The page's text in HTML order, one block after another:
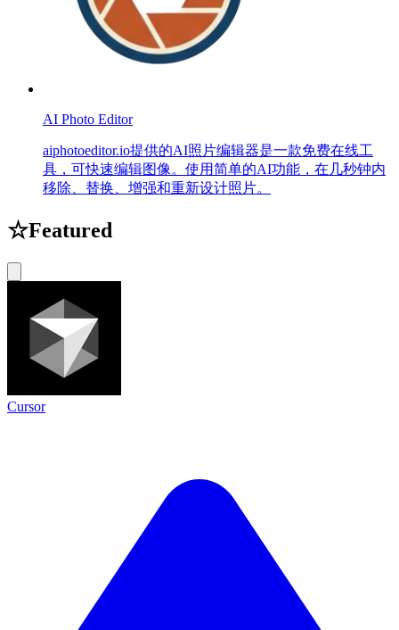
AI Photo Editor
aiphotoeditor.io提供的AI照片编辑器是一款免费在线工
具，可快速编辑图像。使用简单的AI功能，在几秒钟内
移除、替换、增强和重新设计照片。
☆Featured
Cursor